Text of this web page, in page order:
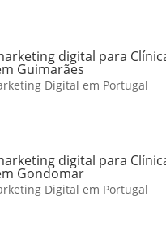
digital para
Guimarães
Digital em Portugal
digital para
Gondomar
Digital em Portugal